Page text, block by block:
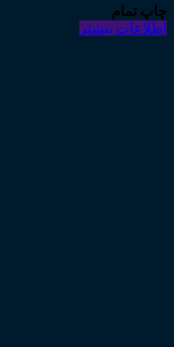
چاپ تمام
اطلاعات بیشتر